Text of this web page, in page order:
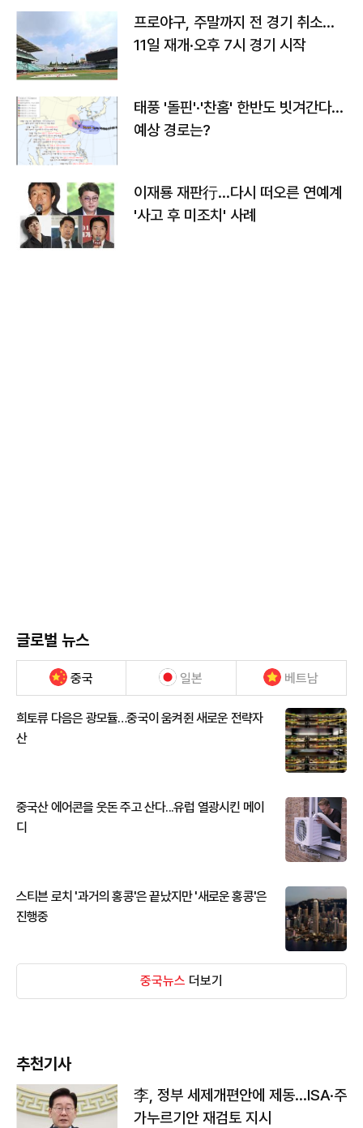
프로야구, 주말까지 전 경기 취소…
11일 재개·오후 7시 경기 시작
태풍 '돌핀'·'찬홈' 한반도 빗겨간다…
예상 경로는?
이재룡 재판行…다시 떠오른 연예계
'사고 후 미조치' 사례
글로벌 뉴스
중국 일본 베트남
희토류 다음은 광모듈…중국이 움켜쥔 새로운 전략자
산
중국산 에어콘을 웃돈 주고 산다...유럽 열광시킨 메이
디
스티븐 로치 '과거의 홍콩'은 끝났지만 '새로운 홍콩'은
진행중
중국뉴스 더보기
추천기사
李, 정부 세제개편안에 제동…ISA·주
가누르기안 재검토 지시